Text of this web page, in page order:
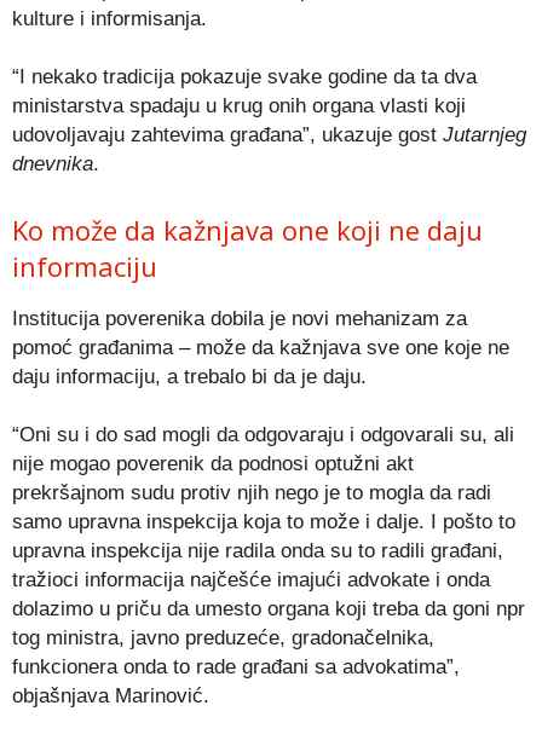
kulture i informisanja.
“I nekako tradicija pokazuje svake godine da ta dva
ministarstva spadaju u krug onih organa vlasti koji
udovoljavaju zahtevima građana”, ukazuje gost Jutarnjeg
dnevnika.
Ko može da kažnjava one koji ne daju
informaciju
Institucija poverenika dobila je novi mehanizam za
pomoć građanima – može da kažnjava sve one koje ne
daju informaciju, a trebalo bi da je daju.
“Oni su i do sad mogli da odgovaraju i odgovarali su, ali
nije mogao poverenik da podnosi optužni akt
prekršajnom sudu protiv njih nego je to mogla da radi
samo upravna inspekcija koja to može i dalje. I pošto to
upravna inspekcija nije radila onda su to radili građani,
tražioci informacija najčešće imajući advokate i onda
dolazimo u priču da umesto organa koji treba da goni npr
tog ministra, javno preduzeće, gradonačelnika,
funkcionera onda to rade građani sa advokatima”,
objašnjava Marinović.